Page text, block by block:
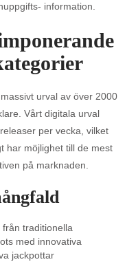
information.
urval av över 2000
Vårt digitala urval
per vecka, vilket
har möjlighet till de mest
på marknaden.
traditionella
med innovativa
jackpottar